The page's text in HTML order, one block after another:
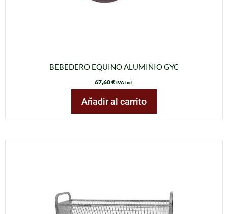
BEBEDERO EQUINO ALUMINIO GYC
67,60€ IVA incl.
Añadir al carrito